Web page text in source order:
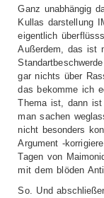
Ganz unabhängig
Kullas darstellung
eigentlich
Außerdem, das ist
gar nichts über
das bekomme ich
Thema ist, dann
man sachen
nicht besonders
Argument -
Tagen von
mit dem blöden
So. Und